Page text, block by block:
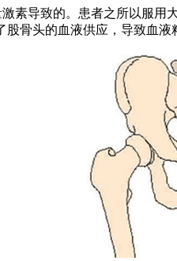
素导致的。患者之所以服
股骨头的血液供应，导致血液